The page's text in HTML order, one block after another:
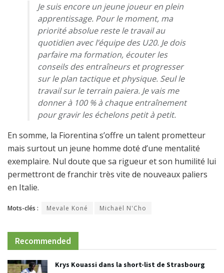
Je suis encore un jeune joueur en plein
apprentissage. Pour le moment, ma
priorité absolue reste le travail au
quotidien avec l’équipe des U20. Je dois
parfaire ma formation, écouter les
conseils des entraîneurs et progresser
sur le plan tactique et physique. Seul le
travail sur le terrain paiera. Je vais me
donner à 100 % à chaque entraînement
pour gravir les échelons petit à petit.
En somme, la Fiorentina s’offre un talent prometteur
mais surtout un jeune homme doté d’une mentalité
exemplaire. Nul doute que sa rigueur et son humilité lui
permettront de franchir très vite de nouveaux paliers
en Italie.
Mots-clés : Mevale Koné Michaël N'Cho
Recommended
Krys Kouassi dans la short-list de Strasbourg